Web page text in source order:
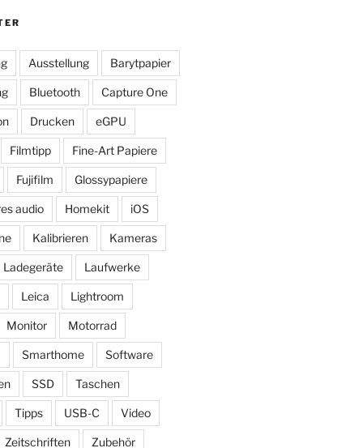
Ausstellung Barytpapier
Bluetooth Capture One
Drucken eGPU
Filmtipp Fine-Art Papiere
Fujifilm Glossypapiere
audio Homekit iOS
Kalibrieren Kameras
Ladegeräte Laufwerke
Leica Lightroom
Monitor Motorrad
Smarthome Software
SSD Taschen
Tipps USB-C Video
Zeitschriften Zubehör